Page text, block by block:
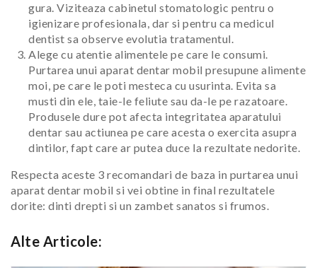
gura. Viziteaza cabinetul stomatologic pentru o
igienizare profesionala, dar si pentru ca medicul
dentist sa observe evolutia tratamentul.
Alege cu atentie alimentele pe care le consumi.
Purtarea unui aparat dentar mobil presupune alimente
moi, pe care le poti mesteca cu usurinta. Evita sa
musti din ele, taie-le feliute sau da-le pe razatoare.
Produsele dure pot afecta integritatea aparatului
dentar sau actiunea pe care acesta o exercita asupra
dintilor, fapt care ar putea duce la rezultate nedorite.
Respecta aceste 3 recomandari de baza in purtarea unui
aparat dentar mobil si vei obtine in final rezultatele
dorite: dinti drepti si un zambet sanatos si frumos.
Alte Articole: